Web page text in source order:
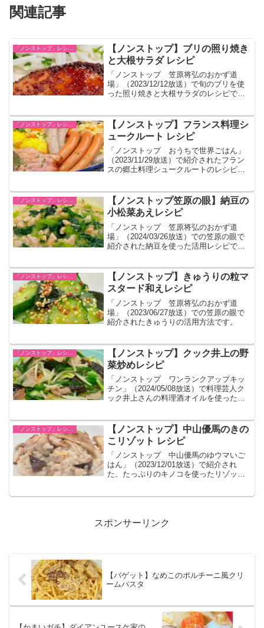
関連記事
【ノンストップ】ブリの照り焼き
と大根サラダ レシピ
「ノンストップ 笠原将弘のおかず道
場」（2023/12/12放送）で旬のブリを使
った照り焼きと大根サラダのレシピで
【ノンストップ】フランス料理シ
ュークルート レシピ
「ノンストップ おうちで世界ごはん」
（2023/11/29放送）で紹介されたフラン
スの郷土料理シュークルートのレシピで
た。
「ノンストップ」レシピ一覧
【ノンストップ笠原の眼】納豆の
小松菜あえレシピ
「ノンストップ 笠原将弘のおかず道
場」（2024/03/26放送）での笠原の眼で
紹介された納豆を使った活用レシピで
「ノンストップ」レシピ一覧
【ノンストップ】きゅうりの粒マ
スタード和えレシピ
「ノンストップ 笠原将弘のおかず道
場」（2023/06/27放送）での笠原の眼で
紹介されたきゅうりの活用方法です。
【ノンストップ】クック井上の野
菜炒めレシピ
「ノンストップ ワンランクアップキッ
チン」（2024/05/08放送）で料理芸人ク
ック井上さんの料理酒オイルを使った野
「ノンストップ」レシピ一覧
【ノンストップ】中山優馬のきの
こリゾット レシピ
「ノンストップ 中山優馬のゆウマいご
はん」（2023/12/01放送）で紹介され
た、たっぷりのキノコを使ったリゾット
スポンサーリンク
【バゲット】なめこのポルチーニ風クリ
ームパスタ